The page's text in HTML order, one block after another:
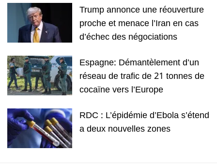
Trump annonce une réouverture
proche et menace l’Iran en cas
d’échec des négociations
Espagne: Démantèlement d’un
réseau de trafic de 21 tonnes de
cocaïne vers l’Europe
RDC : L’épidémie d’Ebola s’étend
a deux nouvelles zones